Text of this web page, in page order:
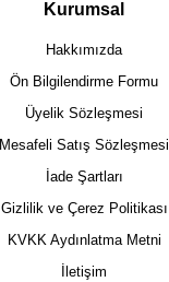
Kurumsal
Hakkımızda
Ön Bilgilendirme Formu
Üyelik Sözleşmesi
Mesafeli Satış Sözleşmesi
İade Şartları
Gizlilik ve Çerez Politikası
KVKK Aydınlatma Metni
İletişim